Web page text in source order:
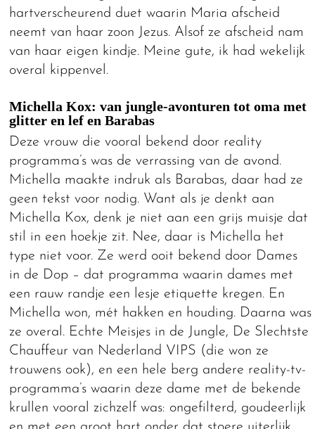
hartverscheurend duet waarin Maria afscheid
neemt van haar zoon Jezus. Alsof ze afscheid nam
van haar eigen kindje. Meine gute, ik had wekelijk
overal kippenvel.
Michella Kox: van jungle-avonturen tot oma met
glitter en lef en Barabas
Deze vrouw die vooral bekend door reality
programma’s was de verrassing van de avond.
Michella maakte indruk als Barabas, daar had ze
geen tekst voor nodig. Want als je denkt aan
Michella Kox, denk je niet aan een grijs muisje dat
stil in een hoekje zit. Nee, daar is Michella het
type niet voor. Ze werd ooit bekend door Dames
in de Dop – dat programma waarin dames met
een rauw randje een lesje etiquette kregen. En
Michella won, mét hakken en houding. Daarna was
ze overal. Echte Meisjes in de Jungle, De Slechtste
Chauffeur van Nederland VIPS (die won ze
trouwens ook), en een hele berg andere reality-tv-
programma’s waarin deze dame met de bekende
krullen vooral zichzelf was: ongefilterd, goudeerlijk